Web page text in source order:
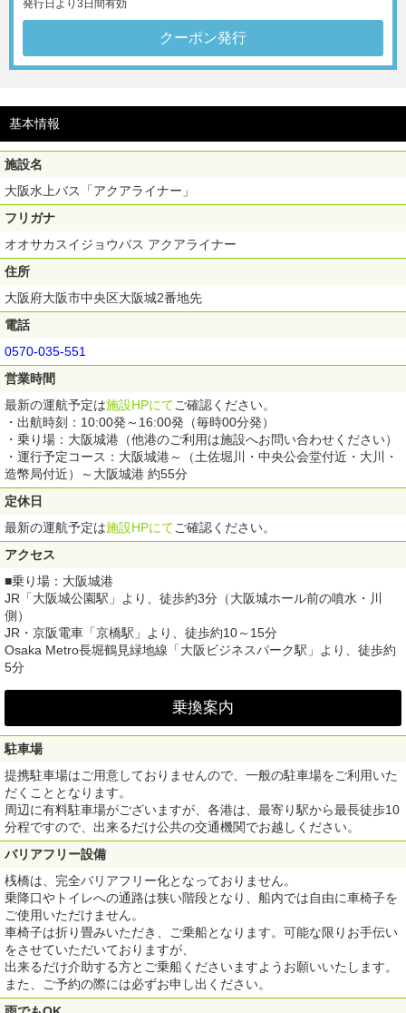
☆☆営業のお知らせ☆☆
施設HPにてご確認ください。
・出航時刻：10:00、11:00、12:00、13:00、14:00、15:00、
・乗り場：大阪城港（他港のご利用は施設へお問い合わせくだ
さい）
・運行予定コース：大阪城港～（土佐堀川 ・中央公会堂付近・
大川・造幣局付近）～大阪城港（約55分）
※1画面につき5名様までご利用可
※他の割引券・クーポン等との併用不可
※料金は予告なく変更となる場合がございます。ご了承ください。
※幼児は大人１名につき１名、お膝の上で無料。 座席使用の場合はこど
も料金が必要です。
※事前予約は2ヶ月前から可能です。
可）
・出航７日前までは・・・・・1件につき200円
・出航前々日までは・・・・・券面記載金額の10%額
ベントクルーズは取消料が異なります。お問い合わせ下さい。
発行日より3日間有効
クーポン発行
基本情報
施設名
大阪水上バス「アクアライナー」
フリガナ
オオサカスイジョウバス アクアライナー
住所
大阪府大阪市中央区大阪城2番地先
電話
0570-035-551
営業時間
最新の運航予定は施設HPにてご確認ください。
・出航時刻：10:00発～16:00発（毎時00分発）
・乗り場：大阪城港（他港のご利用は施設へお問い合わせください）
・運行予定コース：大阪城港～（土佐堀川・中央公会堂付近・大川・
造幣局付近）～大阪城港 約55分
定休日
最新の運航予定は施設HPにてご確認ください。
アクセス
■乗り場：大阪城港
JR「大阪城公園駅」より、徒歩約3分（大阪城ホール前の噴水・川
側）
JR・京阪電車「京橋駅」より、徒歩約10～15分
Osaka Metro長堀鶴見緑地線「大阪ビジネスパーク駅」より、徒歩約
5分
乗換案内
駐車場
提携駐車場はご用意しておりませんので、一般の駐車場をご利用いた
だくこととなります。
周辺に有料駐車場がございますが、各港は、最寄り駅から最長徒歩10
分程ですので、出来るだけ公共の交通機関でお越しください。
バリアフリー設備
桟橋は、完全バリアフリー化となっておりません。
乗降口やトイレへの通路は狭い階段となり、船内では自由に車椅子を
ご使用いただけません。
車椅子は折り畳みいただき、ご乗船となります。可能な限りお手伝い
をさせていただいておりますが、
出来るだけ介助する方とご乗船くださいますようお願いいたします。
また、ご予約の際には必ずお申し出ください。